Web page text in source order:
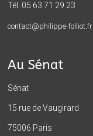
Tél. 05 63 71 29 23
contact@philippe-folliot.fr
Au Sénat
Sénat
15 rue de Vaugirard
75006 Paris